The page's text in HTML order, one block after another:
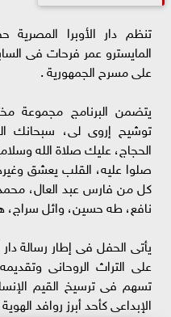
تنظم دار الأوبرا المصرية
على مسرح الجمهورية .
يتضمن البرنامج مجموعة
توشيح إروى لى، سبحانك
الحجاج، عليك صلاة الله
صلوا عليه، القلب يعشق
كل من فارس عبد العال، محمد
نافع، طه حسين، وائل سراج،
يأتى الحفل فى إطار رسالة دار
على التراث الروحانى
تسهم فى ترسيخ القيم
الإبداعى كأحد أبرز روافد